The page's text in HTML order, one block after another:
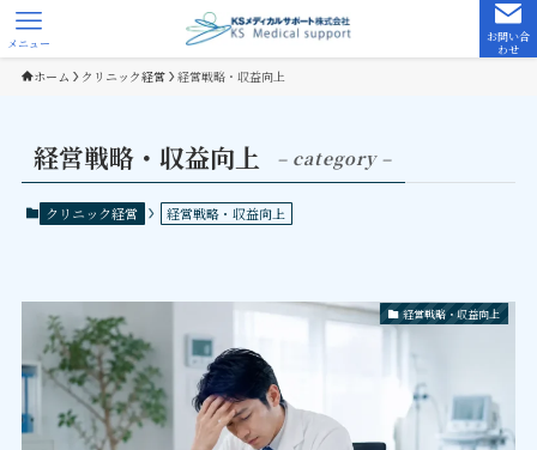
お問い合
わせ
メニュー
ホーム クリニック経営 経営戦略・収益向上
経営戦略・収益向上 – category –
クリニック経営 経営戦略・収益向上
経営戦略・収益向上